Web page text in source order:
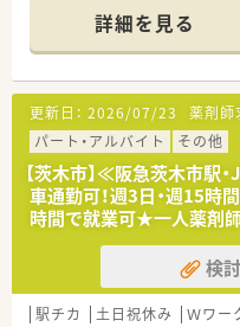
■研修制度は様々なプ
講可能な研修も幅広く
■店舗で活躍する従業
となる従業員など、薬
を用意されています
■総合薬剤師・調剤薬剤
の働き方を選択できます
■調剤併設型だけでなく
地内薬局」「訪問調剤
ます
■在宅医療にも積極的取
50店舗以上、無菌調剤
■「プラチナくるみん
法人部門）認定」等を
されています
詳細を見る
更新日： 2026/07/23 薬剤師
パート・アルバイト
その他
【茨木市】≪阪急茨木市駅
車通勤可！週3日・週15時
時間で就業可★一人薬剤
検
駅チカ 土日祝休み Ｗワー